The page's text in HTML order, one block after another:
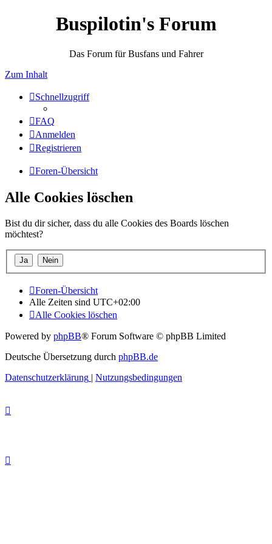
Buspilotin's Forum
Das Forum für Busfans und Fahrer
Zum Inhalt
Schnellzugriff
FAQ
Anmelden
Registrieren
Foren-Übersicht
Alle Cookies löschen
Bist du dir sicher, dass du alle Cookies des Boards löschen
möchtest?
Foren-Übersicht
Alle Zeiten sind UTC+02:00
Alle Cookies löschen
Powered by phpBB® Forum Software © phpBB Limited
Deutsche Übersetzung durch phpBB.de
Datenschutzerklärung | Nutzungsbedingungen